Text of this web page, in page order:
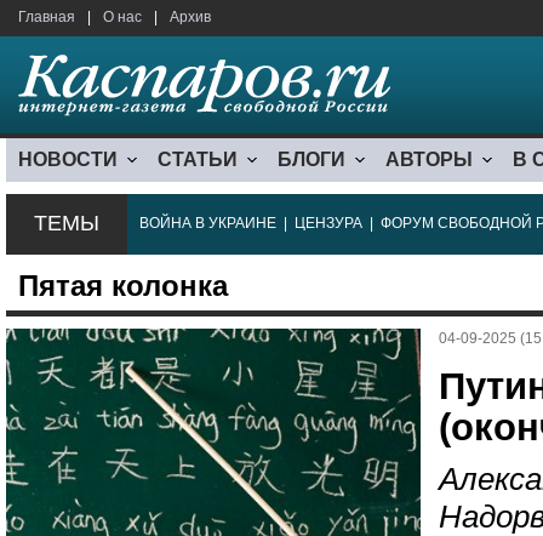
Главная О нас Архив
НОВОСТИ СТАТЬИ БЛОГИ АВТОРЫ В
ТЕМЫ ВОЙНА В УКРАИНЕ ЦЕНЗУРА ФОРУМ СВОБОДНОЙ
Пятая колонка
04-09-2025